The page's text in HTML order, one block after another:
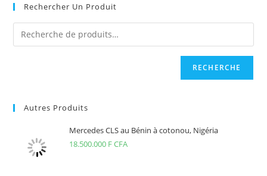
Rechercher Un Produit
RECHERCHE
Autres Produits
Mercedes CLS au Bénin à cotonou, Nigéria
18.500.000 F CFA